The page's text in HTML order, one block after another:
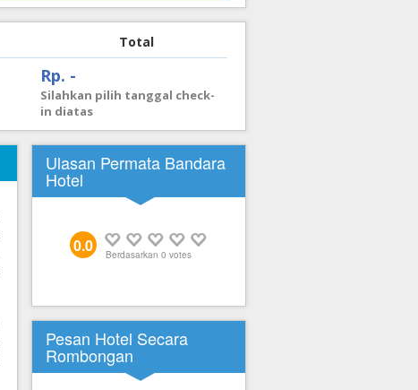
Total
Rp. -
Silahkan pilih tanggal check-
in diatas
Ulasan Permata Bandara
Hotel
0.0 Berdasarkan 0 votes
Pesan Hotel Secara
Rombongan